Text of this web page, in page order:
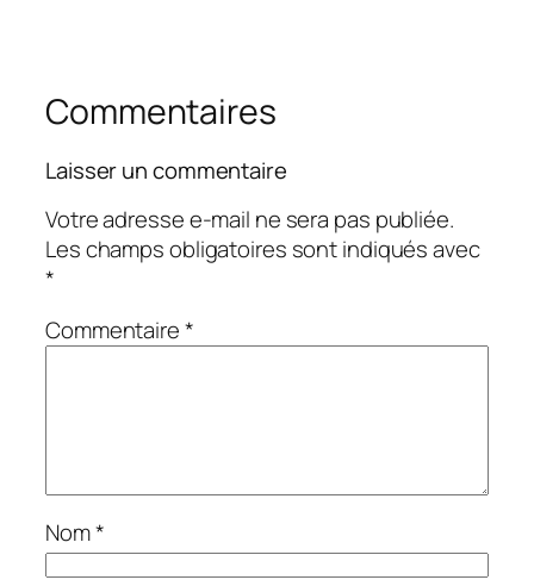
Commentaires
Laisser un commentaire
Votre adresse e-mail ne sera pas publiée.
Les champs obligatoires sont indiqués avec
*
Commentaire*
Nom*